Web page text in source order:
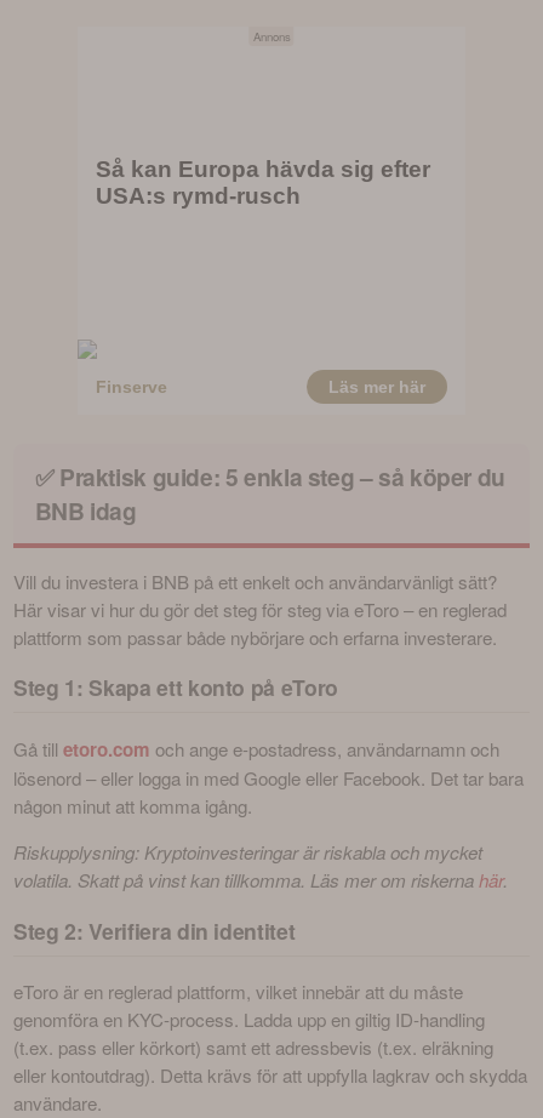
✅ Praktisk guide: 5 enkla steg – så köper du
BNB idag
Vill du investera i BNB på ett enkelt och användarvänligt sätt?
Här visar vi hur du gör det steg för steg via eToro – en reglerad
plattform som passar både nybörjare och erfarna investerare.
Steg 1: Skapa ett konto på eToro
Gå till etoro.com och ange e-postadress, användarnamn och
lösenord – eller logga in med Google eller Facebook. Det tar bara
någon minut att komma igång.
Riskupplysning: Kryptoinvesteringar är riskabla och mycket
volatila. Skatt på vinst kan tillkomma. Läs mer om riskerna här.
Steg 2: Verifiera din identitet
eToro är en reglerad plattform, vilket innebär att du måste
genomföra en KYC-process. Ladda upp en giltig ID-handling
(t.ex. pass eller körkort) samt ett adressbevis (t.ex. elräkning
eller kontoutdrag). Detta krävs för att uppfylla lagkrav och skydda
användare.